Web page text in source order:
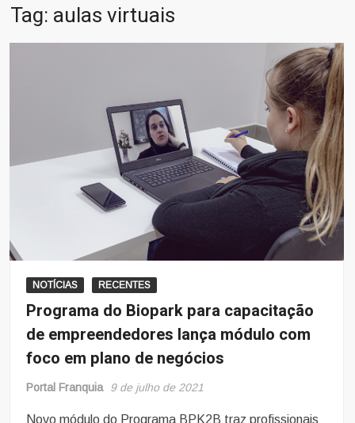
Tag: aulas virtuais
NOTÍCIAS RECENTES
Programa do Biopark para capacitação
de empreendedores lança módulo com
foco em plano de negócios
Portal Franquia 9 de julho de 2021
Novo módulo do Programa BPK2B traz profissionais